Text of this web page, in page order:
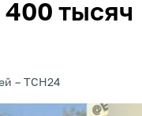
400 тысяч
ТСН24